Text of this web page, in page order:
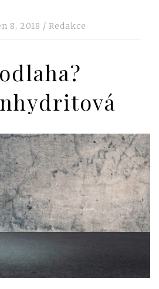
8, 2018 / Redakce